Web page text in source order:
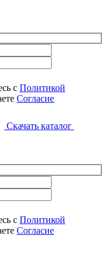
с Политикой
Согласие
Скачать каталог
с Политикой
Согласие